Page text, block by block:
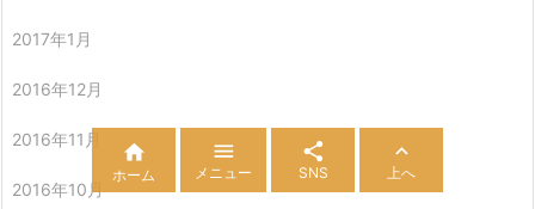
2017年1月
2016年12月
2016年11月
2016年10月

ホーム

メニュー

SNS

上へ